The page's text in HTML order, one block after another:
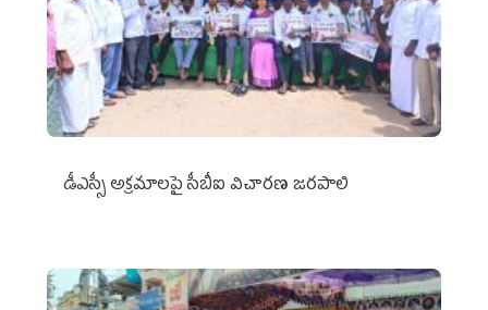
డీఎస్సీ అక్రమాలపై సీబీఐ విచారణ జరపాలి